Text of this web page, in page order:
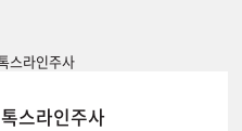
톡스라인주사